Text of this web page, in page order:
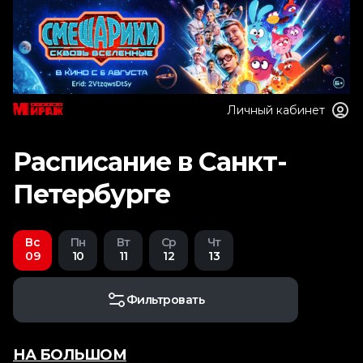
Личный кабинет
Расписание в Санкт-
Петербурге
Вс
09
Пн
10
Вт
11
Ср
12
Чт
13
Фильтровать
НА БОЛЬШОМ